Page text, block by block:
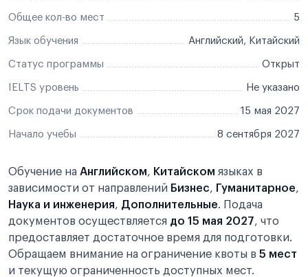
Общее кол-во мест 5
Язык обучения Английский, Китайский
Статус программы Открыт
IELTS уровень Не указано
Срок подачи документов 15 мая 2027
Начало учебы 8 сентября 2027
Обучение на Английском, Китайском языках в
зависимости от направлений Бизнес, Гуманитарное,
Наука и инженерия, Дополнительные. Подача
документов осуществляется до 15 мая 2027, что
предоставляет достаточное время для подготовки.
Обращаем внимание на ограничение квоты в 5 мест
и текущую ограниченность доступных мест.